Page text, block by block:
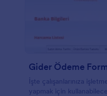
Gider Ödeme
İşte çalışanlarınıza
yapmak için